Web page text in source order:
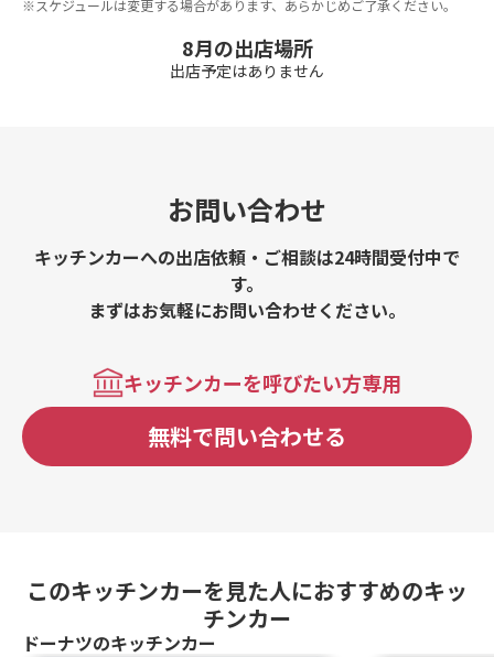
※スケジュールは変更する場合があります、あらかじめご了承ください。
8月の出店場所
出店予定はありません
お問い合わせ
キッチンカーへの出店依頼・ご相談は24時間受付中で
す。
まずはお気軽にお問い合わせください。
キッチンカーを呼びたい方専用
無料で問い合わせる
このキッチンカーを見た人におすすめのキッ
チンカー
ドーナツのキッチンカー